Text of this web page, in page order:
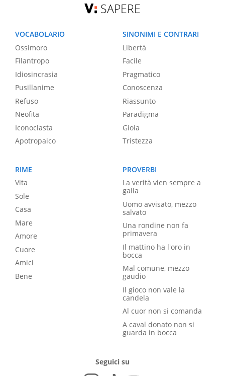
SAPERE
VOCABOLARIO
Ossimoro
Filantropo
Idiosincrasia
Pusillanime
Refuso
Neofita
Iconoclasta
Apotropaico
SINONIMI E CONTRARI
Libertà
Facile
Pragmatico
Conoscenza
Riassunto
Paradigma
Gioia
Tristezza
RIME
Vita
Sole
Casa
Mare
Amore
Cuore
Amici
Bene
PROVERBI
La verità vien sempre a
galla
Uomo avvisato, mezzo
salvato
Una rondine non fa
primavera
Il mattino ha l'oro in
bocca
Mal comune, mezzo
gaudio
Il gioco non vale la
candela
Al cuor non si comanda
A caval donato non si
guarda in bocca
Seguici su